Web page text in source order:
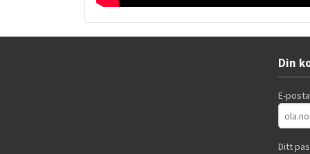
Din
E-
Ditt